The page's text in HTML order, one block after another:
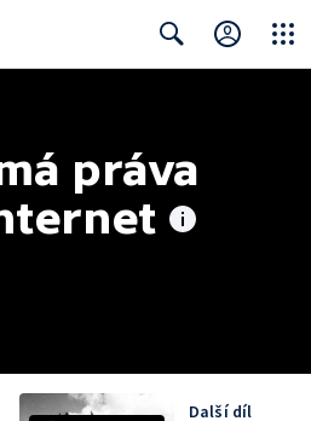
práva
Další díl